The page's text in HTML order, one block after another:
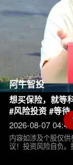
阿牛智投
想买保险，就等
#风险投资 #等待
2026-08-07 04:45
内容如涉及个股仅
议！投资风险自负。